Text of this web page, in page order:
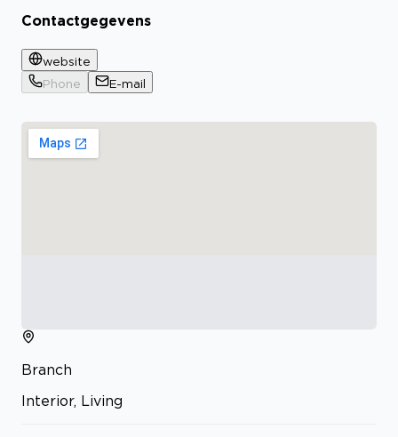
Contactgegevens
website
Phone
E-mail
Branch
Interior, Living